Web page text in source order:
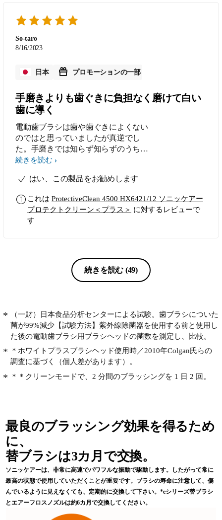
So-taro
8/16/2023
日本 プロモーションの一部
手磨きよりも歯ぐきに負担なく磨けて白い
歯に導く
電動歯ブラシは歯や歯ぐきによくない
のではと思っていましたが真逆でし
た。手磨きでは知らず知らずのうちに
力が入りゴシゴシ磨いてしまい、そち
ということに本商品で気づかされまし
を感知して振動で教えてくれる機能で
今までの手磨きはやはり力が入ってし
まっていたんだなという事実に改めて
用してから一週間ほど経ちましたが少
し歯が白くなったようにも思えます。
これからも健康でキレイな歯を保てる
続きを読む
はい、この製品をお勧めします
これは ProtectiveClean 4500 HX6421/12 ソニッケアー
プロテクトクリーン＜プラス＞ に対するレビューで
す
続きを読む (49)
（一財）日本食品分析センターによる試験。歯ブラシについた
菌が99%減少【試験方法】紫外線除菌器を使用する前と使用し
た後の電動歯ブラシ用ブラシヘッドの菌数を測定し、比較。
＊ホワイトプラスブラシヘッド使用時／2010年Colgan氏らの
調査に基づく（個人差があります）。
＊＊クリーンモードで、2 分間のブラッシングを 1 日 2 回。
最良のブラッシング効果を得るため
に、
替ブラシは3カ月で交換。
ソニッケアーは、非常に高速でパワフルな振動で駆動します。したがって常に
最高の状態で使用していただくことが重要です。ブラシの寿命に注意して、傷
んでいるように見えなくても、定期的に交換して下さい。*eシリーズ替ブラシ
とエアーフロスノズルは約6カ月で交換してください。